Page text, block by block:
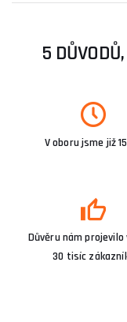
5
V oboru jsme již
Důvěru nám projevilo
30 tisíc